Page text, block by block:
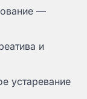
—
и
устаревание